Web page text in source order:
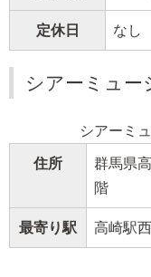
定休日 なし
シアーミュー
シアーミ
住所
群馬県
階
最寄り駅 高崎駅